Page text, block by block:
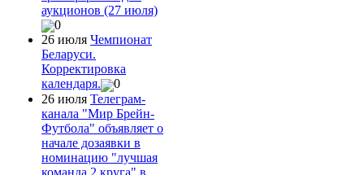
аукционов (27 июля)
0
26 июля Чемпионат
Беларуси.
Корректировка
календаря.
0
26 июля Телеграм-
канала "Мир Брейн-
Футбола" объявляет о
начале дозаявки в
номинацию "лучшая
команда 2 круга" в